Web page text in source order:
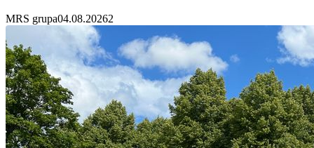
MRS grupa04.08.20262